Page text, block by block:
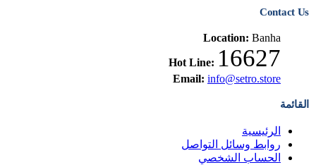
Contact Us
Location: Banha
Hot Line: 16627
Email: info@setro.store
القائمة
الرئيسية
روابط وسائل التواصل
الحساب الشخصي